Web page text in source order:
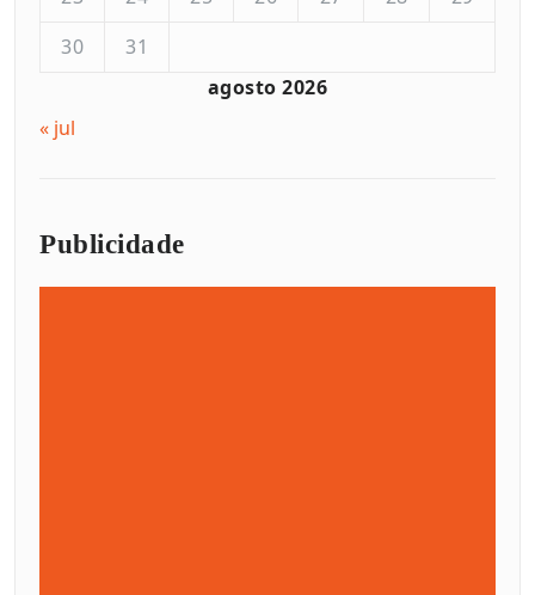
agosto 2026
30
31
« jul
Publicidade